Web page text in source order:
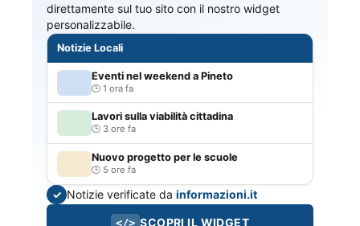
direttamente sul tuo sito con il nostro widget
personalizzabile.
Notizie Locali
Eventi nel weekend a Pineto
1 ora fa
Lavori sulla viabilità cittadina
3 ore fa
Nuovo progetto per le scuole
5 ore fa
✓ Notizie verificate dainformazioni.it
</> SCOPRI IL WIDGET